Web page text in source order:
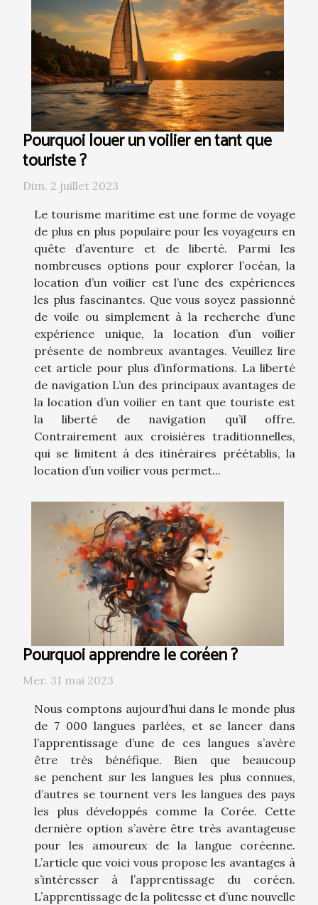
Pourquoi louer un voilier en tant que
touriste ?
Dim. 2 juillet 2023
Le tourisme maritime est une forme de voyage
de plus en plus populaire pour les voyageurs en
quête d’aventure et de liberté. Parmi les
nombreuses options pour explorer l’océan, la
location d’un voilier est l’une des expériences
les plus fascinantes. Que vous soyez passionné
de voile ou simplement à la recherche d’une
expérience unique, la location d’un voilier
présente de nombreux avantages. Veuillez lire
cet article pour plus d’informations. La liberté
de navigation L’un des principaux avantages de
la location d’un voilier en tant que touriste est
la liberté de navigation qu’il offre.
Contrairement aux croisières traditionnelles,
qui se limitent à des itinéraires préétablis, la
location d’un voilier vous permet...
Pourquoi apprendre le coréen ?
Mer. 31 mai 2023
Nous comptons aujourd’hui dans le monde plus
de 7 000 langues parlées, et se lancer dans
l’apprentissage d’une de ces langues s’avère
être très bénéfique. Bien que beaucoup
se penchent sur les langues les plus connues,
d’autres se tournent vers les langues des pays
les plus développés comme la Corée. Cette
dernière option s’avère être très avantageuse
pour les amoureux de la langue coréenne.
L’article que voici vous propose les avantages à
s’intéresser à l’apprentissage du coréen.
L’apprentissage de la politesse et d’une nouvelle